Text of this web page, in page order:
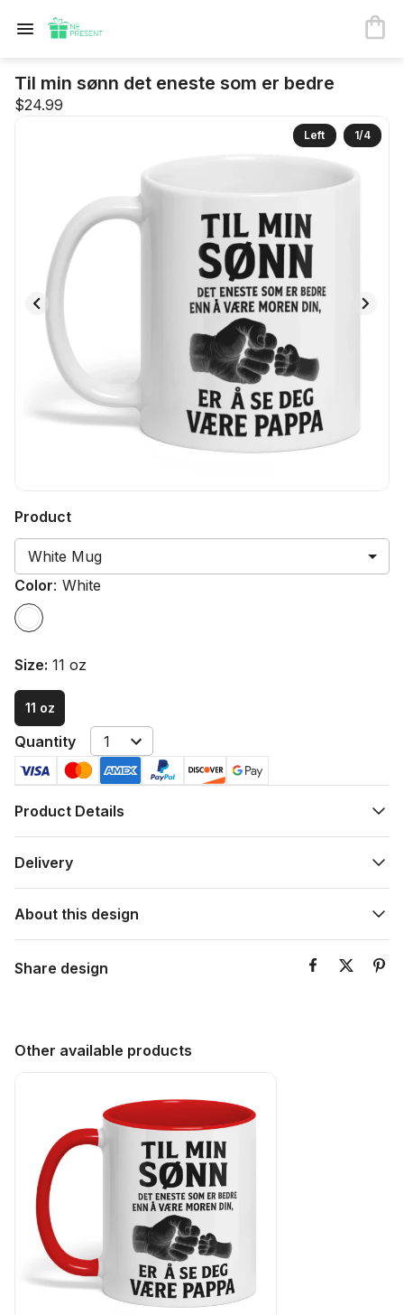
Til min sønn det eneste som er bedre
$24.99
Left 1/4
Product
White Mug
Color: White
Size: 11 oz
11 oz
Quantity 1
Product Details
Delivery
About this design
Share design
Other available products